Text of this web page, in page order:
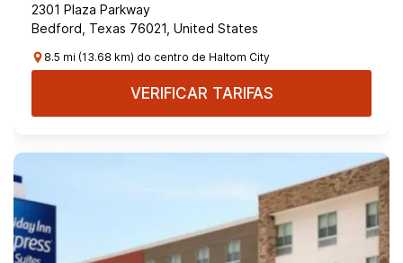
2301 Plaza Parkway
Bedford, Texas 76021, United States
8.5 mi (13.68 km) do centro de Haltom City
VERIFICAR TARIFAS